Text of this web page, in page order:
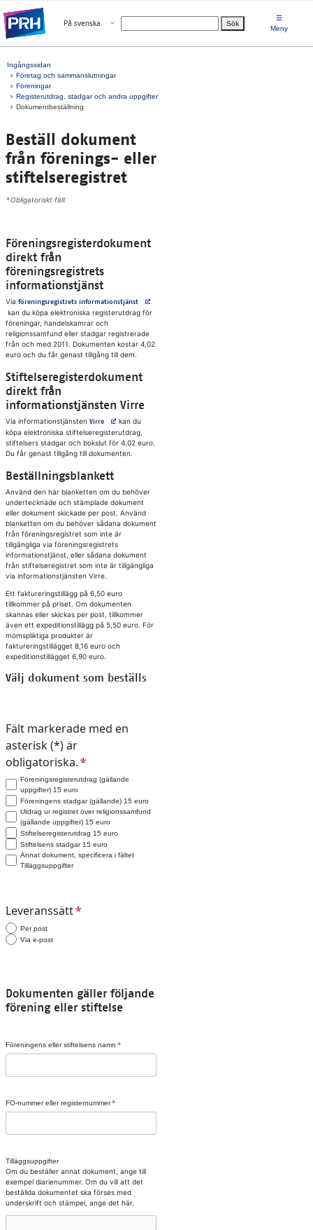
Välj språk
På svenska Öppna menyn Sök
☰
Meny
Ingångssidan
Företag och sammanslutningar
Föreningar
Registerutdrag, stadgar och andra uppgifter
Dokumentbeställning
Be­ställ­ do­ku­ment
från för­e­nings- el­ler
stif­tel­se­re­gist­ret
* Obligatoriskt fält
Föreningsregisterdokument
direkt från
föreningsregistrets
informationstjänst
Via föreningsregistrets informationstjänstAvautuu uuteen välilehteen
kan du köpa elektroniska registerutdrag för
föreningar, handelskamrar och
religionssamfund eller stadgar registrerade
från och med 2011. Dokumenten kostar 4,02
euro och du får genast tillgång till dem.
Stiftelseregisterdokument
direkt från
informationstjänsten Virre
Via informationstjänsten VirreAvautuu uuteen välilehteen
kan du
köpa elektroniska stiftelseregisterutdrag,
stiftelsers stadgar och bokslut för 4,02 euro.
Du får genast tillgång till dokumenten.
Beställningsblankett
Använd den här blanketten om du behöver
undertecknade och stämplade dokument
eller dokument skickade per post. Använd
blanketten om du behöver sådana dokument
från föreningsregistret som inte är
tillgängliga via föreningsregistrets
informationstjänst, eller sådana dokument
från stiftelseregistret som inte är tillgängliga
via informationstjänsten Virre.
Ett faktureringstillägg på 6,50 euro
tillkommer på priset. Om dokumenten
skannas eller skickas per post, tillkommer
även ett expeditionstillägg på 5,50 euro. För
momspliktiga produkter är
faktureringstillägget 8,16 euro och
expeditionstillägget 6,90 euro.
Välj dokument som beställs
Fält markerade med en
asterisk (*) är
obligatoriska.
Föreningsregisterutdrag (gällande
uppgifter) 15 euro
Föreningens stadgar (gällande) 15 euro
Utdrag ur registret över religionssamfund
(gällande uppgifter) 15 euro
Stiftelseregisterutdrag 15 euro
Stiftelsens stadgar 15 euro
Annat dokument, specificera i fältet
Tilläggsuppgifter
Leveranssätt
Per post
Via e-post
Dokumenten gäller följande
förening eller stiftelse
Föreningens eller stiftelsens namn
FO-nummer eller registernummer
Tilläggsuppgifter
Om du beställer annat dokument, ange till
exempel diarienummer. Om du vill att det
beställda dokumentet ska förses med
underskrift och stämpel, ange det här.